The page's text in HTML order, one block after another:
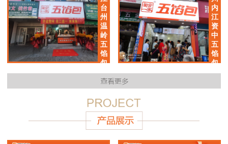
盟
店
台
州
温
岭
五
馅
包
加
盟
店
内
江
资
中
五
馅
包
加
店